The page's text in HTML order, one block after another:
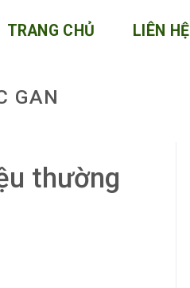
TRANG CHỦ LIÊN HỆ
GAN
thường